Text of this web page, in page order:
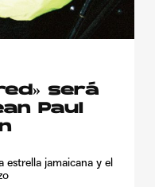
UMO agency. TODOS LOS
será
Paul
estrella jamaicana y el